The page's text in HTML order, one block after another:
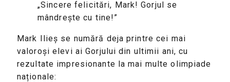
„Sincere felicitări, Mark! Gorjul se
mândrește cu tine!”
Mark Ilieș se numără deja printre cei mai
valoroși elevi ai Gorjului din ultimii ani, cu
rezultate impresionante la mai multe olimpiade
naționale: